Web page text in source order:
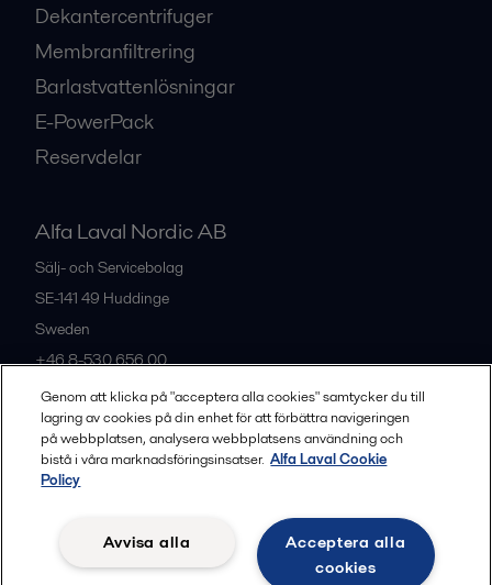
Dekantercentrifuger
Membranfiltrering
Barlastvattenlösningar
E-PowerPack
Reservdelar
Alfa Laval Nordic AB
Sälj- och Servicebolag
SE-141 49 Huddinge
Sweden
+46 8-530 656 00
Alla kontor och partners
Legal terms and conditions
Community guidelines
Genom att klicka på "acceptera alla cookies" samtycker du till
lagring av cookies på din enhet för att förbättra navigeringen
på webbplatsen, analysera webbplatsens användning och
bistå i våra marknadsföringsinsatser. Alfa Laval Cookie
Policy
Acceptera alla
cookies
Avvisa alla